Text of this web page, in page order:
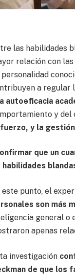
las habilidades
relación con
personalidad
a regular
autoeficacia
y del
y la
que un
habilidades
este punto, el
son más
general o
apenas
investigación
de que los